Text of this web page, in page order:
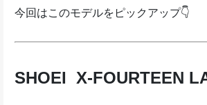
今回はこのモデルをピックアップ👇
SHOEI  X-FOURTEEN